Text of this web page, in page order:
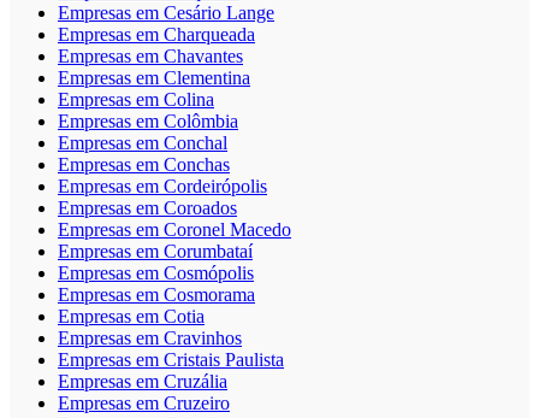
Empresas em Cesário Lange
Empresas em Charqueada
Empresas em Chavantes
Empresas em Clementina
Empresas em Colina
Empresas em Colômbia
Empresas em Conchal
Empresas em Conchas
Empresas em Cordeirópolis
Empresas em Coroados
Empresas em Coronel Macedo
Empresas em Corumbataí
Empresas em Cosmópolis
Empresas em Cosmorama
Empresas em Cotia
Empresas em Cravinhos
Empresas em Cristais Paulista
Empresas em Cruzália
Empresas em Cruzeiro